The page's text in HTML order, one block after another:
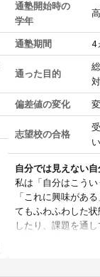
通塾開始時の
学年
通塾期間 4
通った目的
偏差値の変化
志望校の合格
自分では見えない
私は「自分はこうい
「これに興味があ
てもふわふわした状
したり、課題を通
と詳しく自分のこ
も質問できるので